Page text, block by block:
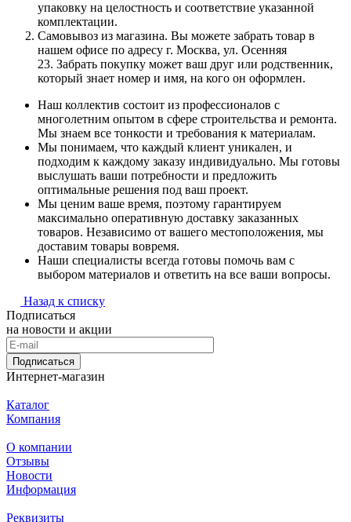
упаковку на целостность и соответствие указанной
комплектации.
Самовывоз из магазина. Вы можете забрать товар в
нашем офисе по адресу г. Москва, ул. Осенняя
23. Забрать покупку может ваш друг или родственник,
который знает номер и имя, на кого он оформлен.
Наш коллектив состоит из профессионалов с
многолетним опытом в сфере строительства и ремонта.
Мы знаем все тонкости и требования к материалам.
Мы понимаем, что каждый клиент уникален, и
подходим к каждому заказу индивидуально. Мы готовы
выслушать ваши потребности и предложить
оптимальные решения под ваш проект.
Мы ценим ваше время, поэтому гарантируем
максимально оперативную доставку заказанных
товаров. Независимо от вашего местоположения, мы
доставим товары вовремя.
Наши специалисты всегда готовы помочь вам с
выбором материалов и ответить на все ваши вопросы.
Назад к списку
Подписаться
на новости и акции
Подписаться
Интернет-магазин
Каталог
Компания
О компании
Отзывы
Новости
Информация
Реквизиты